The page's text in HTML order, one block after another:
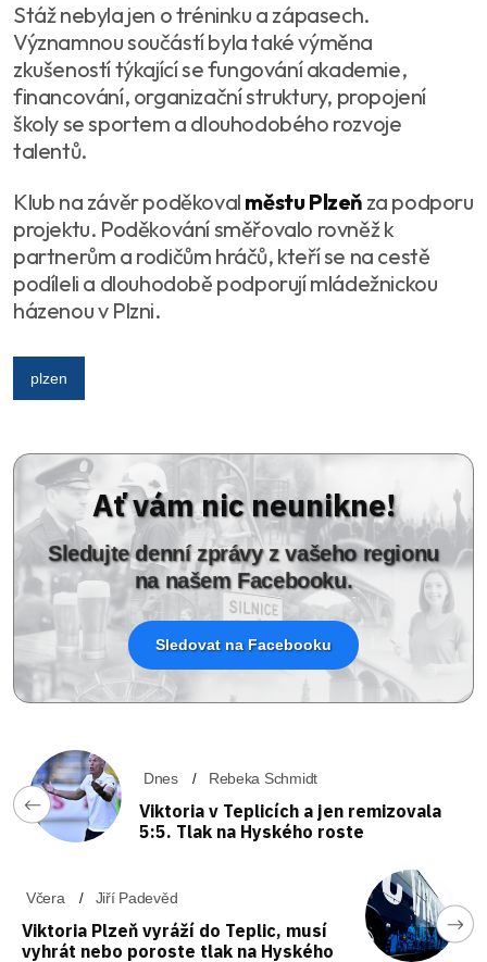
Stáž nebyla jen o tréninku a zápasech.
Významnou součástí byla také výměna
zkušeností týkající se fungování akademie,
financování, organizační struktury, propojení
školy se sportem a dlouhodobého rozvoje
talentů.
Klub na závěr poděkoval městu Plzeň za podporu
projektu. Poděkování směřovalo rovněž k
partnerům a rodičům hráčů, kteří se na cestě
podíleli a dlouhodobě podporují mládežnickou
házenou v Plzni.
plzen
Ať vám nic neunikne!
Sledujte denní zprávy z vašeho regionu
na našem Facebooku.
Sledovat na Facebooku
Dnes Rebeka Schmidt
Viktoria v Teplicích a jen remizovala
5:5. Tlak na Hyského roste
Včera Jiří Padevěd
Viktoria Plzeň vyráží do Teplic, musí
vyhrát nebo poroste tlak na Hyského